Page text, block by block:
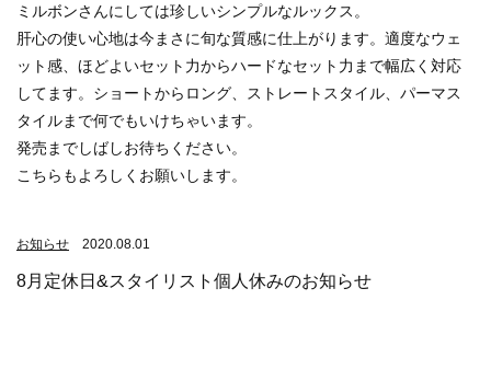
ミルボンさんにしては珍しいシンプルなルックス。
肝心の使い心地は今まさに旬な質感に仕上がります。適度なウェ
ット感、ほどよいセット力からハードなセット力まで幅広く対応
してます。ショートからロング、ストレートスタイル、パーマス
タイルまで何でもいけちゃいます。
発売までしばしお待ちください。
こちらもよろしくお願いします。
お知らせ 2020.08.01
8月定休日&スタイリスト個人休みのお知らせ